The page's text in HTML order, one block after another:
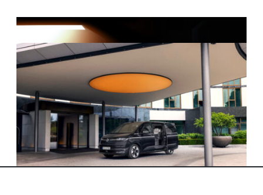
Mostrando 15 de 82 imágenes
Ver más